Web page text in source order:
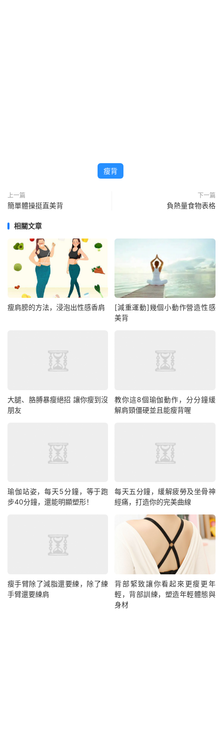
瘦背
上一篇
簡單體操挺直美背
下一篇
負熱量食物表格
相關文章
瘦肩膀的方法，浸泡出性感香肩
[減重運動]幾個小動作營造性感
美背
大腿、胳膊暴瘦絕招 讓你瘦到沒
朋友
教你這8個瑜伽動作，分分鐘緩
解肩頸僵硬並且能瘦背喔
瑜伽站姿，每天5分鐘，等于跑
步40分鐘，還能明顯塑形！
每天五分鐘，緩解疲勞及坐骨神
經痛，打造你的完美曲線
瘦手臂除了減脂還要練，除了練
手臂還要練肩
背部緊致讓你看起來更瘦更年
輕，背部訓練，塑造年輕體態與
身材